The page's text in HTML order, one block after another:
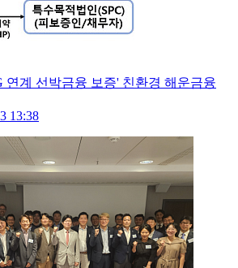
연계 선박금융 보증' 친환경 해운금융
13:38